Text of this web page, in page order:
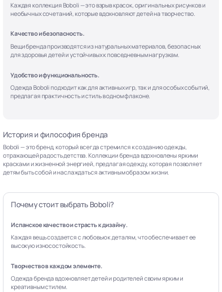
Каждая коллекция Boboli — это взрыв красок, оригинальных рисунков и
необычных сочетаний, которые вдохновляют детей на творчество.
Качество и безопасность.
Вещи бренда производятся из натуральных материалов, безопасных
для здоровья детей и устойчивых к повседневным нагрузкам.
Удобство и функциональность.
Одежда Boboli подходит как для активных игр, так и для особых событий,
предлагая практичность и стиль в одном флаконе.
История и философия бренда
Boboli — это бренд, который всегда стремился к созданию одежды,
отражающей радость детства. Коллекции бренда вдохновлены яркими
красками и жизненной энергией, предлагая одежду, которая позволяет
детям быть собой и наслаждаться активным образом жизни.
Почему стоит выбрать Boboli?
Испанское качество и страсть к дизайну.
Каждая вещь создается с любовью к деталям, что обеспечивает ее
высокую износостойкость.
Творчество в каждом элементе.
Одежда бренда вдохновляет детей и родителей своим ярким и
креативным стилем.